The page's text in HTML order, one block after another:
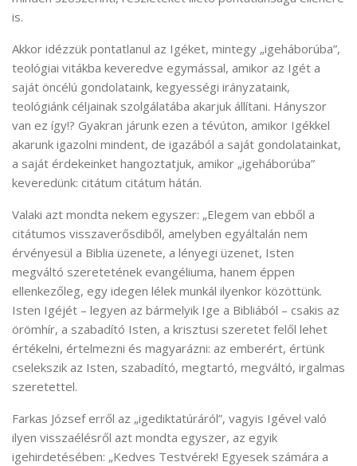
is.
Akkor idézzük pontatlanul az Igéket, mintegy „igeháborúba”,
teológiai vitákba keveredve egymással, amikor az Igét a
saját öncélú gondolataink, kegyességi irányzataink,
teológiánk céljainak szolgálatába akarjuk állítani. Hányszor
van ez így!? Gyakran járunk ezen a tévúton, amikor Igékkel
akarunk igazolni mindent, de igazából a saját gondolatainkat,
a saját érdekeinket hangoztatjuk, amikor „igeháborúba”
keveredünk: citátum citátum hátán.
Valaki azt mondta nekem egyszer: „Elegem van ebből a
citátumos visszaverősdiből, amelyben egyáltalán nem
érvényesül a Biblia üzenete, a lényegi üzenet, Isten
megváltó szeretetének evangéliuma, hanem éppen
ellenkezőleg, egy idegen lélek munkál ilyenkor közöttünk.
Isten Igéjét – legyen az bármelyik Ige a Bibliából – csakis az
örömhír, a szabadító Isten, a krisztusi szeretet felől lehet
értékelni, értelmezni és magyarázni: az emberért, értünk
cselekszik az Isten, szabadító, megtartó, megváltó, irgalmas
szeretettel.
Farkas József erről az „igediktatúráról”, vagyis Igével való
ilyen visszaélésről azt mondta egyszer, az egyik
igehirdetésében: „Kedves Testvérek! Egyesek számára a